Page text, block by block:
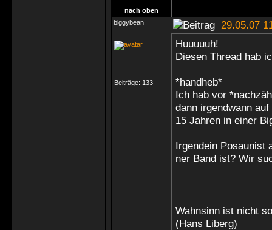
nach oben
biggybean
29.05.07
Beiträge: 133
Huuuuuh!
Diesen Thread hab
*handheb*
Ich hab vor
dann irgendwann
15 Jahren in einer
Irgendein Posaunist
ner Band ist? Wir
Wahnsinn ist nicht
(Hans Liberg)